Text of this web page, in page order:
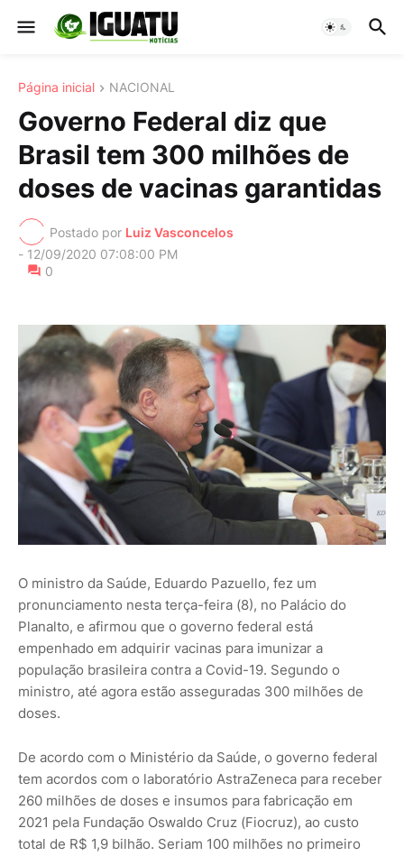
Página inicial NACIONAL
Governo Federal diz que
Brasil tem 300 milhões de
doses de vacinas garantidas
Postado por Luiz Vasconcelos
- 12/09/2020 07:08:00 PM
0
O ministro da Saúde, Eduardo Pazuello, fez um
pronunciamento nesta terça-feira (8), no Palácio do
Planalto, e afirmou que o governo federal está
empenhado em adquirir vacinas para imunizar a
população brasileira contra a Covid-19. Segundo o
ministro, até agora estão asseguradas 300 milhões de
doses.
De acordo com o Ministério da Saúde, o governo federal
tem acordos com o laboratório AstraZeneca para receber
260 milhões de doses e insumos para fabricação em
2021 pela Fundação Oswaldo Cruz (Fiocruz), ao custo
total de R$ 1,9 bilhão. Seriam 100 milhões no primeiro